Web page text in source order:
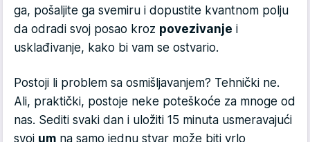
ga, pošaljite ga svemiru i dopustite kvantnom polju
da odradi svoj posao kroz povezivanje i
usklađivanje, kako bi vam se ostvario.
Postoji li problem sa osmišljavanjem? Tehnički ne.
Ali, praktički, postoje neke poteškoće za mnoge od
nas. Sediti svaki dan i uložiti 15 minuta usmeravajući
svoj um na samo jednu stvar može biti vrlo